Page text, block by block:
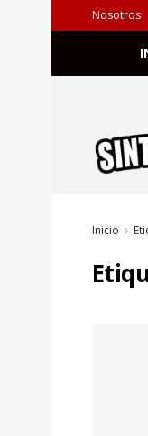
Nosotros
Inicio